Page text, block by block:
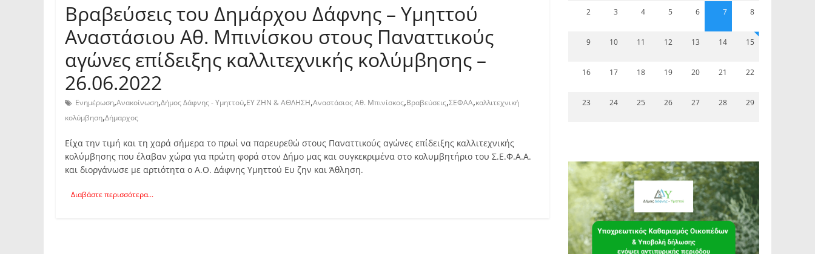
Βραβεύσεις του Δημάρχου Δάφνης – Υμηττού
Αναστάσιου Αθ. Μπινίσκου στους Παναττικούς
αγώνες επίδειξης καλλιτεχνικής κολύμβησης –
26.06.2022
Ενημέρωση,Ανακοίνωση,Δήμος Δάφνης - Υμηττού,ΕΥ ΖΗΝ & ΑΘΛΗΣΗ,Αναστάσιος Αθ. Μπινίσκος,Βραβεύσεις,ΣΕΦΑΑ,καλλιτεχνική
κολύμβηση,Δήμαρχος
Είχα την τιμή και τη χαρά σήμερα το πρωί να παρευρεθώ στους Παναττικούς αγώνες επίδειξης καλλιτεχνικής
κολύμβησης που έλαβαν χώρα για πρώτη φορά στον Δήμο μας και συγκεκριμένα στο κολυμβητήριο του Σ.Ε.Φ.Α.Α.
και διοργάνωσε με αρτιότητα ο Α.Ο. Δάφνης Υμηττού Ευ ζην και Άθληση.
Διαβάστε περισσότερα...
2 3 4 5 6 7 8
9 10 11 12 13 14 15
16 17 18 19 20 21 22
23 24 25 26 27 28 29